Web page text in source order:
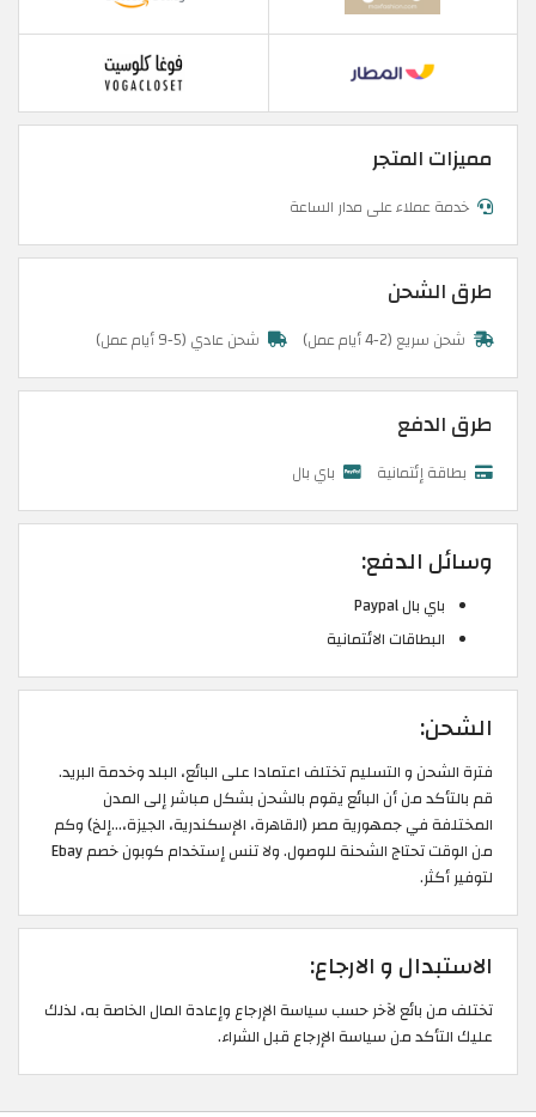
مميزات المتجر
خدمة عملاء على مدار الساعة
طرق الشحن
شحن سريع (2-4 أيام عمل) شحن عادي (5-9 أيام عمل)
طرق الدفع
بطاقة إئتمانية باي بال
وسائل الدفع:
باي بال Paypal
البطاقات الائتمانية
الشحن:
فترة الشحن و التسليم تختلف اعتمادا على البائع، البلد وخدمة البريد.
قم بالتأكد من أن البائع يقوم بالشحن بشكل مباشر إلى المدن
المختلفة في جمهورية مصر (القاهرة، الإسكندرية، الجيزة،...إلخ) وكم
من الوقت تحتاج الشحنة للوصول. ولا تنس إستخدام كوبون خصم Ebay
لتوفير أكثر.
الاستبدال و الارجاع:
تختلف من بائع لآخر حسب سياسة الإرجاع وإعادة المال الخاصة به، لذلك
عليك التأكد من سياسة الإرجاع قبل الشراء.